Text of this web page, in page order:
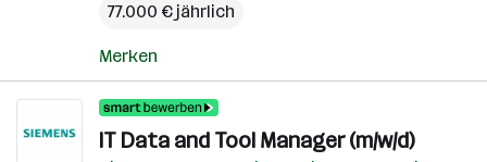
77.000 € jährlich
Merken
IT Data and Tool Manager (m/w/d)